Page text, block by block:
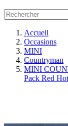
Accueil
Occasions
MINI
Countryman
MINI
Pack Red